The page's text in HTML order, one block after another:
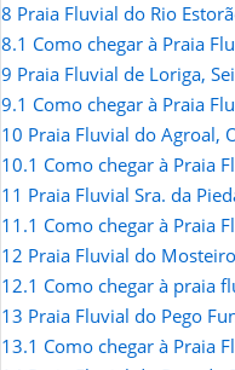
8 Praia Fluvial do Rio
8.1 Como chegar à Praia
9 Praia Fluvial de Loriga,
9.1 Como chegar à Praia
10 Praia Fluvial do Agroal,
10.1 Como chegar à Praia
11 Praia Fluvial Sra. da
11.1 Como chegar à Praia
12 Praia Fluvial do
12.1 Como chegar à praia
13 Praia Fluvial do Pego
13.1 Como chegar à Praia